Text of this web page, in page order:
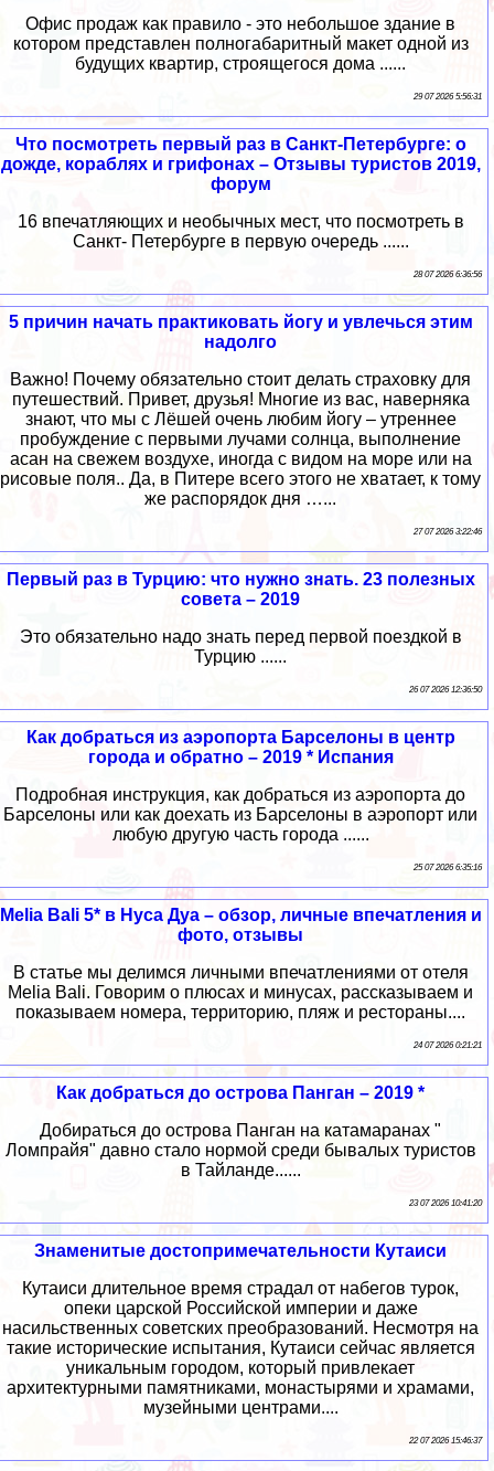
Офис продаж как правило - это небольшое здание в
котором представлен полногабаритный макет одной из
будущих квартир, строящегося дома ......
29 07 2026 5:56:31
Что посмотреть первый раз в Санкт-Петербурге: о
дожде, кораблях и грифонах – Отзывы туристов 2019,
форум
16 впечатляющих и необычных мест, что посмотреть в
Санкт- Петербурге в первую очередь ......
28 07 2026 6:36:56
5 причин начать практиковать йогу и увлечься этим
надолго
Важно! Почему обязательно стоит делать страховку для
путешествий. Привет, друзья! Многие из вас, наверняка
знают, что мы с Лёшей очень любим йогу – утреннее
пробуждение с первыми лучами солнца, выполнение
асан на свежем воздухе, иногда с видом на море или на
рисовые поля.. Да, в Питере всего этого не хватает, к тому
же распорядок дня …...
27 07 2026 3:22:46
Первый раз в Турцию: что нужно знать. 23 полезных
совета – 2019
Это обязательно надо знать перед первой поездкой в
Турцию ......
26 07 2026 12:36:50
Как добраться из аэропорта Барселоны в центр
города и обратно – 2019 * Испания
Подробная инструкция, как добраться из аэропорта до
Барселоны или как доехать из Барселоны в аэропорт или
любую другую часть города ......
25 07 2026 6:35:16
Melia Bali 5* в Нуса Дуа – обзор, личные впечатления и
фото, отзывы
В статье мы делимся личными впечатлениями от отеля
Melia Bali. Говорим о плюсах и минусах, рассказываем и
показываем номера, территорию, пляж и рестораны....
24 07 2026 0:21:21
Как добраться до острова Панган – 2019 *
Добираться до острова Панган на катамаранах "
Ломпрайя" давно стало нормой среди бывалых туристов
в Тайланде......
23 07 2026 10:41:20
Знаменитые достопримечательности Кутаиси
Кутаиси длительное время страдал от набегов турок,
опеки царской Российской империи и даже
насильственных советских преобразований. Несмотря на
такие исторические испытания, Кутаиси сейчас является
уникальным городом, который привлекает
архитектурными памятниками, монастырями и храмами,
музейными центрами....
22 07 2026 15:46:37